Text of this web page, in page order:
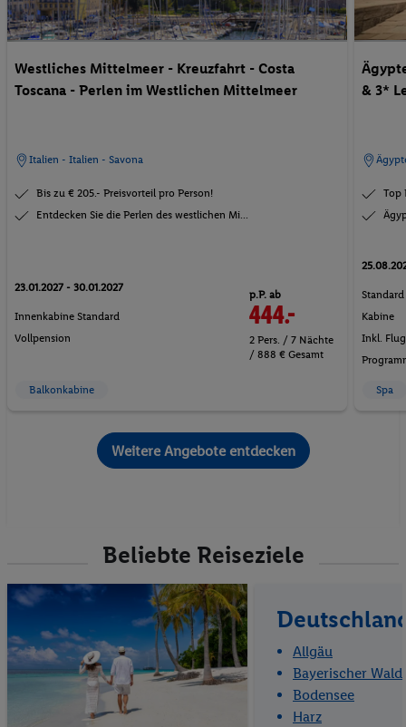
Westliches Mittelmeer - Kreuzfahrt - Costa
Toscana - Perlen im Westlichen Mittelmeer
Italien - Italien - Savona
Bis zu € 205.- Preisvorteil pro Person!
Entdecken Sie die Perlen des westlichen Mi...
23.01.2027 - 30.01.2027
Innenkabine Standard
Vollpension
p.P. ab
444.-
2 Pers. / 7 Nächte
/ 888 € Gesamt
Balkonkabine
& 3*
Top
Kabine
Inkl.
Spa
Weitere Angebote entdecken
Beliebte Reiseziele
Allgäu
Bayerischer Wald
Bodensee
Harz